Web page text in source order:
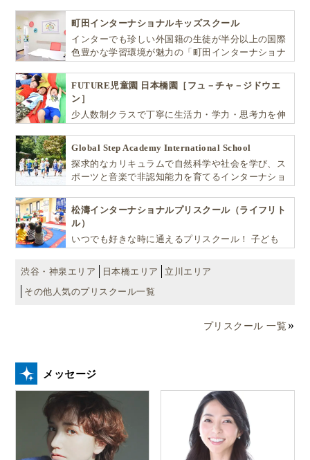
町田インターナショナルキッズスクール
インターでも珍しい外国籍の生徒が半分以上の国際
色豊かな学習環境が魅力の「町田インターナショナ
FUTURE児童園 日本橋園［フュ－チャ－ジドウエ
ン］
少人数制クラスで丁寧に生活力・学力・思考力を伸
Global Step Academy International School
探求的なカリキュラムで自然科学や社会を学び、ス
ポーツと音楽で非認知能力を育てるインターナショ
松濤インターナショナルプリスクール（ライフリト
ル）
いつでも好きな時に通えるプリスクール！ 子ども
自ら進んで学ぶこと、考える力を育みます
渋谷・神泉エリア 日本橋エリア
立川エリア
その他人気のプリスクール一覧
プリスクール 一覧
メッセージ